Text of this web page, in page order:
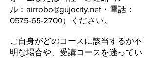
ル： airrobo@gujocity.net ・電話：
0575-65-2700）
ください。
ご自身がどのコースに該当するか不
明な場合や、受講コースを迷ってい